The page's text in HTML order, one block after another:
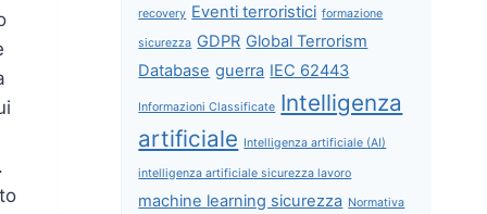
recovery Eventi terroristici formazione
sicurezza GDPR Global Terrorism
Database guerra IEC 62443
Informazioni Classificate Intelligenza
artificiale Intelligenza artificiale (AI)
intelligenza artificiale sicurezza lavoro
machine learning sicurezza Normativa